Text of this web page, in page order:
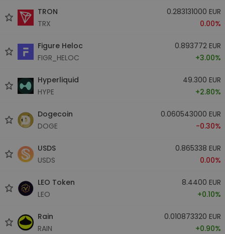
TRON
TRX
0.283131000 EUR
0.00%
Figure Heloc
FIGR_HELOC
0.893772 EUR
+3.00%
Hyperliquid
HYPE
49.300 EUR
+2.80%
Dogecoin
DOGE
0.060543000 EUR
-0.30%
USDS
USDS
0.865338 EUR
0.00%
LEO Token
LEO
8.4400 EUR
+0.10%
Rain
RAIN
0.010873320 EUR
+0.90%